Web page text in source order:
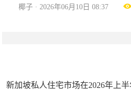
椰子 · 2026年06月10日 08:37
新加坡私人住宅市场在2026年上